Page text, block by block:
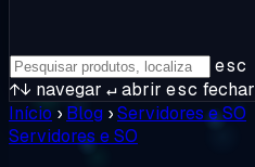
esc
↑↓ navegar ↵abrir esc fechar
Início › Blog ›Servidores e SO
Servidores e SO